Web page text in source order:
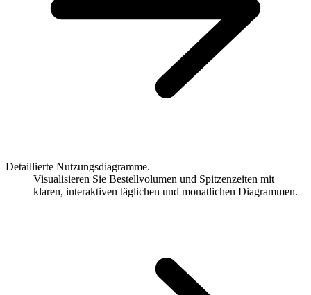
Detaillierte Nutzungsdiagramme.
Visualisieren Sie Bestellvolumen und Spitzenzeiten mit
klaren, interaktiven täglichen und monatlichen Diagrammen.